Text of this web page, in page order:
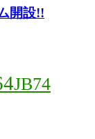
開設!!
JB74